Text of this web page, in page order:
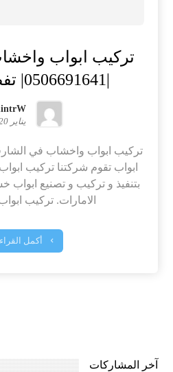
تركيب ابواب
يناير 20, 2025
ابواب تقوم شركتنا تركيب
بتنفيذ و تركيب و تصنيع
الامارات. تركيب
أكمل
آخر المشاركات